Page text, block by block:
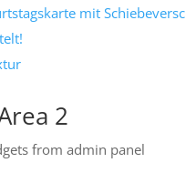
mit
2
from admin panel